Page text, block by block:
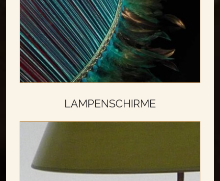
LAMPENSCHIRME